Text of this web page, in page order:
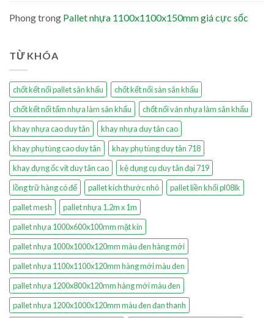
Phongtrong Pallet nhựa 1100x1100x150mm giá cực sốc
TỪ KHÓA
chốt kết nối pallet sân khấu
chốt kết nối sàn sân khấu
chốt kết nối tấm nhựa làm sân khấu
chốt nối ván nhựa làm sân khấu
khay nhựa cao duy tân
khay nhựa duy tân cao
khay phụ tùng cao duy tân
khay phụ tùng duy tân 718
khay đựng ốc vít duy tân cao
kệ dụng cụ duy tân đại 719
lồng trữ hàng có đế
pallet kích thước nhỏ
pallet liền khối pl08lk
pallet mesh
pallet nhựa 1.2m x 1m
pallet nhựa 1000x600x100mm mặt kín
pallet nhựa 1000x1000x120mm màu đen hàng mới
pallet nhựa 1100x1100x120mm hàng mới màu đen
pallet nhựa 1200x800x120mm hàng mới màu đen
pallet nhựa 1200x1000x120mm màu đen đan thanh